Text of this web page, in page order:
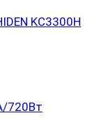
KC3300H
720Вт